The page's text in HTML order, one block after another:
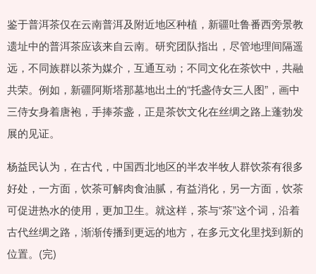
鉴于普洱茶仅在云南普洱及附近地区种植，新疆吐鲁番西旁景教
遗址中的普洱茶应该来自云南。研究团队指出，尽管地理间隔遥
远，不同族群以茶为媒介，互通互动；不同文化在茶饮中，共融
共荣。例如，新疆阿斯塔那墓地出土的“托盏侍女三人图”，画中
三侍女身着唐袍，手捧茶盏，正是茶饮文化在丝绸之路上蓬勃发
展的见证。
杨益民认为，在古代，中国西北地区的半农半牧人群饮茶有很多
好处，一方面，饮茶可解肉食油腻，有益消化，另一方面，饮茶
可促进热水的使用，更加卫生。就这样，茶与“茶”这个词，沿着
古代丝绸之路，渐渐传播到更远的地方，在多元文化里找到新的
位置。(完)